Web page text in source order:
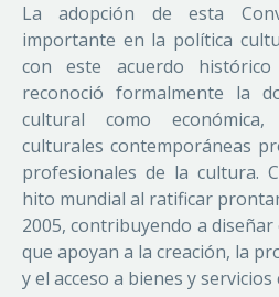
La adopción de esta
importante en la política
con este acuerdo
reconoció formalmente la
cultural como
culturales contemporáneas
profesionales de la cultura.
hito mundial al ratificar
2005, contribuyendo a
que apoyan a la creación, la
y el acceso a bienes y